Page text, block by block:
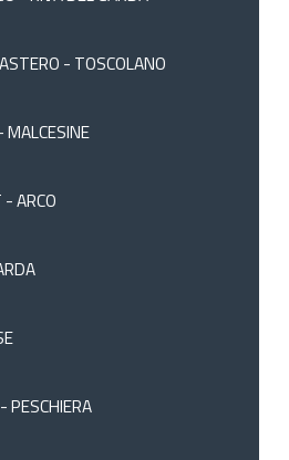
- TOSCOLANO
ARCO
PESCHIERA